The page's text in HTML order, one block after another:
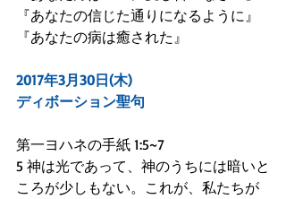
『あなたの信じた通りになるように』
『あなたの病は癒された』
2017年3月30日(木)
ディボーション聖句
第一ヨハネの手紙 1:5~7
5 神は光であって、神のうちには暗いと
ころが少しもない。これが、私たちが